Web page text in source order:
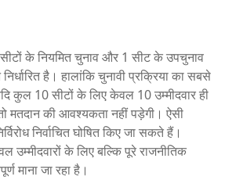
सीटों के नियमित चुनाव और 1 सीट के उपचुनाव
है। हालांकि चुनावी प्रक्रिया का सबसे
कुल 10 सीटों के लिए केवल 10 उम्मीदवार ही
मतदान की आवश्यकता नहीं पड़ेगी। ऐसी
निर्वाचित घोषित किए जा सकते हैं।
के लिए बल्कि पूरे राजनीतिक
माना जा रहा है।